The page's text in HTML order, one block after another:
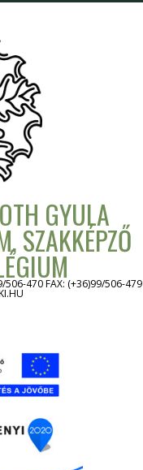
GYULA
SZAKKÉPZŐ
506-470 FAX: (+36)99/506-479